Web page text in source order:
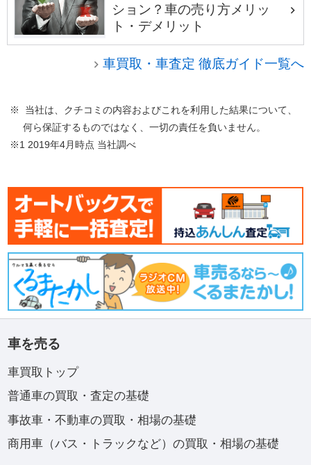
ション？車の売り方メリッ
ト・デメリット
車買取・車査定 徹底ガイド一覧へ
※ 当社は、クチコミの内容およびこれを利用した結果について、
何ら保証するものではなく、一切の責任を負いません。
※1 2019年4月時点 当社調べ
車を売る
車買取トップ
普通車の買取・査定の基礎
事故車・不動車の買取・相場の基礎
商用車（バス・トラックなど）の買取・相場の基礎